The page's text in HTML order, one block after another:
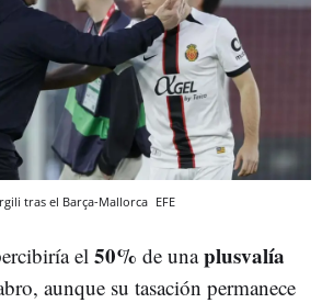
tras el Barça-Mallorca EFE
el 50% de unaplusvalía
aunque su tasación permanece